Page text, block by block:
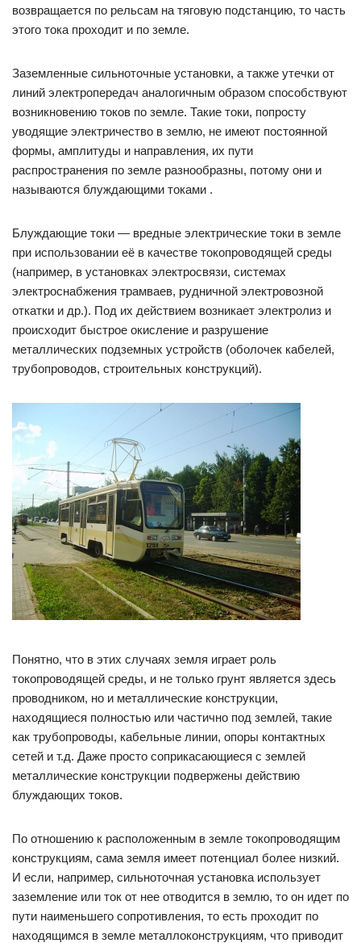
возвращается по рельсам на тяговую подстанцию, то часть
этого тока проходит и по земле.
Заземленные сильноточные установки, а также утечки от
линий электропередач аналогичным образом способствуют
возникновению токов по земле. Такие токи, попросту
уводящие электричество в землю, не имеют постоянной
формы, амплитуды и направления, их пути
распространения по земле разнообразны, потому они и
называются блуждающими токами .
Блуждающие токи — вредные электрические токи в земле
при использовании её в качестве токопроводящей среды
(например, в установках электросвязи, системах
электроснабжения трамваев, рудничной электровозной
откатки и др.). Под их действием возникает электролиз и
происходит быстрое окисление и разрушение
металлических подземных устройств (оболочек кабелей,
трубопроводов, строительных конструкций).
Понятно, что в этих случаях земля играет роль
токопроводящей среды, и не только грунт является здесь
проводником, но и металлические конструкции,
находящиеся полностью или частично под землей, такие
как трубопроводы, кабельные линии, опоры контактных
сетей и т.д. Даже просто соприкасающиеся с землей
металлические конструкции подвержены действию
блуждающих токов.
По отношению к расположенным в земле токопроводящим
конструкциям, сама земля имеет потенциал более низкий.
И если, например, сильноточная установка использует
заземление или ток от нее отводится в землю, то он идет по
пути наименьшего сопротивления, то есть проходит по
находящимся в земле металлоконструкциям, что приводит